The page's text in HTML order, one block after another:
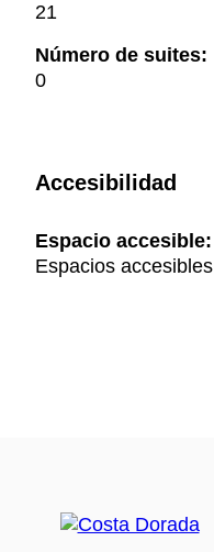
21
Número de suites:
0
Accesibilidad
Espacio accesible:
Espacios accesibles